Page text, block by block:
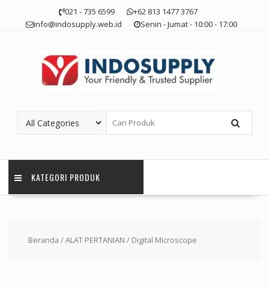
021 - 735 6599
+62 813 1477 3767
info@indosupply.web.id
Senin - Jumat - 10:00 - 17:00
KATEGORI PRODUK
Beranda /ALAT PERTANIAN / Digital Microscope